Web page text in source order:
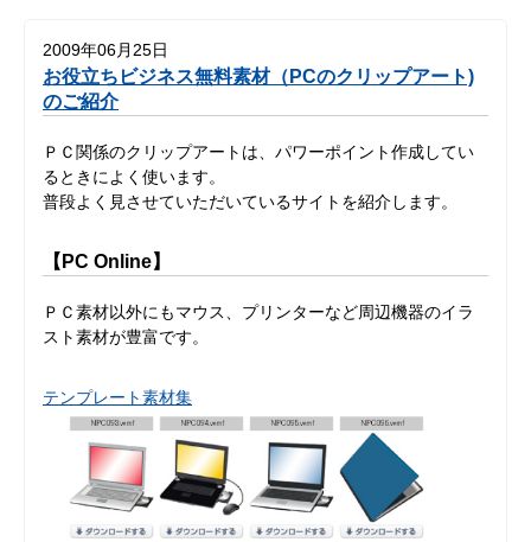
2009年06月25日
お役立ちビジネス無料素材（PCのクリップアート)
のご紹介
ＰＣ関係のクリップアートは、パワーポイント作成してい
るときによく使います。
普段よく見させていただいているサイトを紹介します。
【PC Online】
ＰＣ素材以外にもマウス、プリンターなど周辺機器のイラ
スト素材が豊富です。
テンプレート素材集